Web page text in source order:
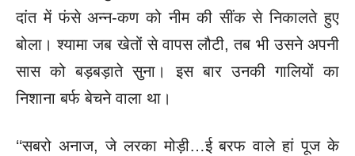
दांत में फंसे अन्न-कण को नीम की सींक से निकालते हुए
बोला। श्यामा जब खेतों से वापस लौटी, तब भी उसने अपनी
सास को बड़बड़ातेसुना। इस बार उनकी गालियों का
निशाना बर्फ बेचने वाला था।
‘‘सबरो अनाज, जे लरका मोड़ी…ई बरफ वाले हां पूज के